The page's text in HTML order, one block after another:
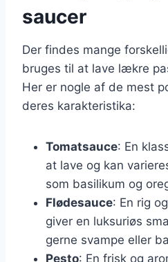
saucer
Der findes mange
bruges til at lave lækre
Her er nogle af de mest
deres karakteristika:
Tomatsauce: En
at lave og kan
som basilikum og
Flødesauce: En rig
giver en luksuriøs
gerne svampe eller
Pesto: En frisk og